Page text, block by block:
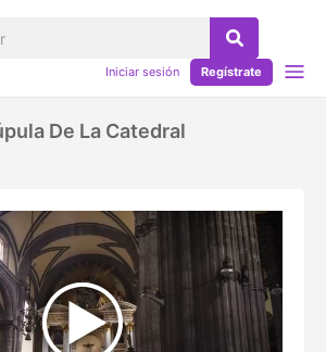
Iniciar sesión Regístrate
De La Catedral